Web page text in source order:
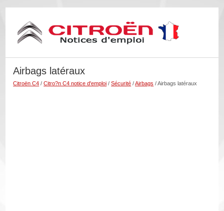
Airbags latéraux
Citroën C4 /Citro?n C4 notice d'emploi /Sécurité /Airbags / Airbags latéraux